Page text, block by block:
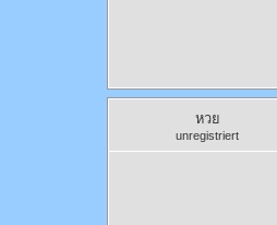
หวย
unregistriert